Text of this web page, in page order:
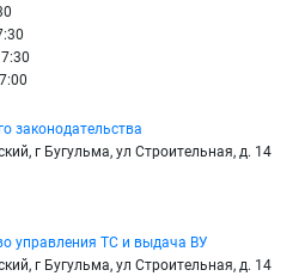
законодательства
г Бугульма, ул Строительная, д. 14
управления ТС и выдача ВУ
г Бугульма, ул Строительная, д. 14